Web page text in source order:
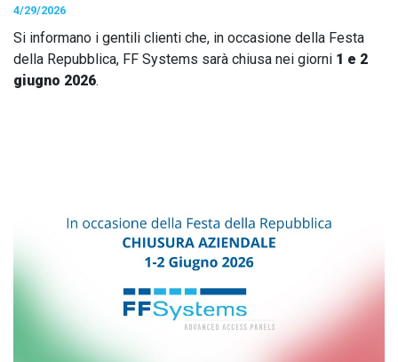
4/29/2026
Si informano i gentili clienti che, in occasione della Festa
della Repubblica, FF Systems sarà chiusa nei giorni 1 e 2
giugno 2026.